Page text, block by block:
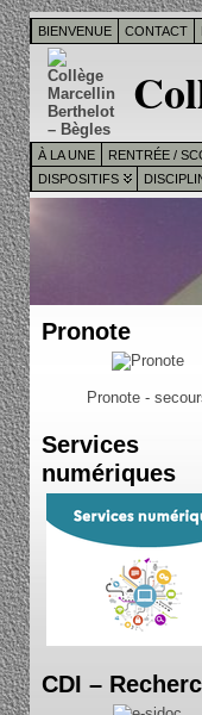
BIENVENUE CONTACT
À LA UNE RENTRÉE /
DISPOSITIFS
Pronote
Pronote -
Services
numériques
CDI –